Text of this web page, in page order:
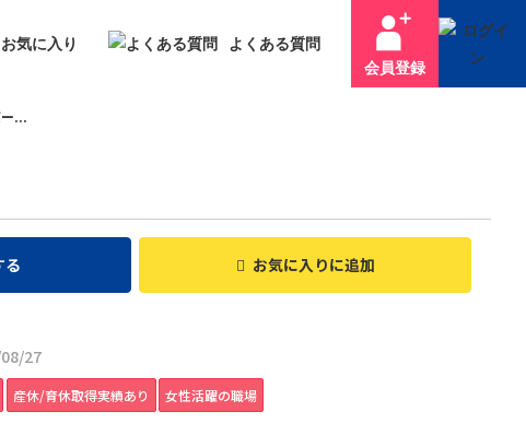
お気に入り
よくある質問
会員登録
...
る お気に入りに追加
27
産休/育休取得実績あり 女性活躍の職場